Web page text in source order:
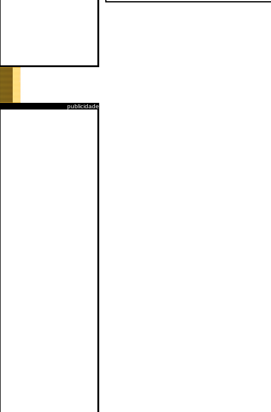
publicidade